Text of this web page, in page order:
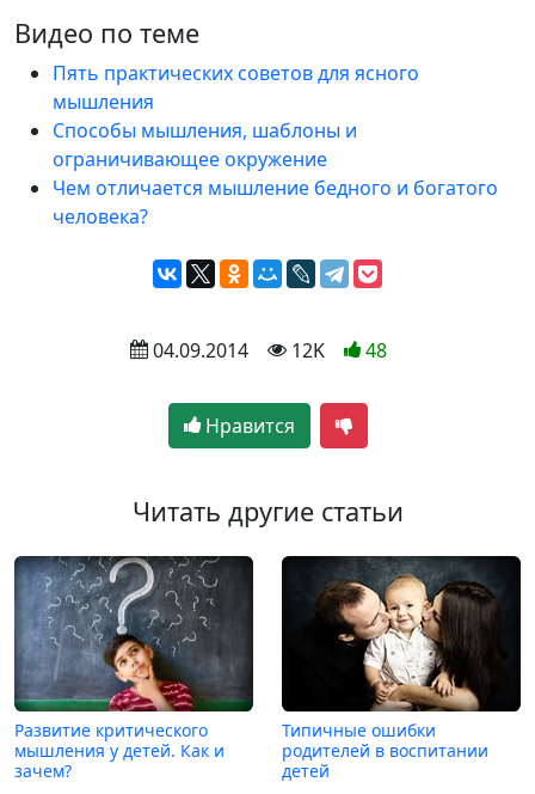
Видео по теме
Пять практических советов для ясного
мышления
Способы мышления, шаблоны и
ограничивающее окружение
Чем отличается мышление бедного и богатого
человека?
04.09.2014 12K 48
Нравится
Читать другие статьи
Развитие критического
мышления у детей. Как и
зачем?
Типичные ошибки
родителей в воспитании
детей